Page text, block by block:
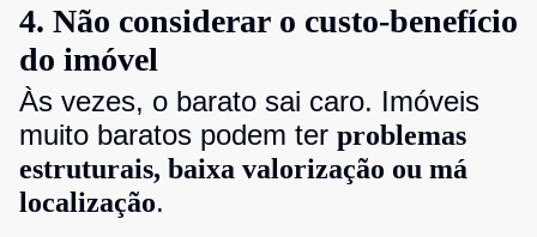
4. Não considerar o custo-benefício
do imóvel
Às vezes, o barato sai caro. Imóveis
muito baratos podem ter problemas
estruturais, baixa valorização ou má
localização.